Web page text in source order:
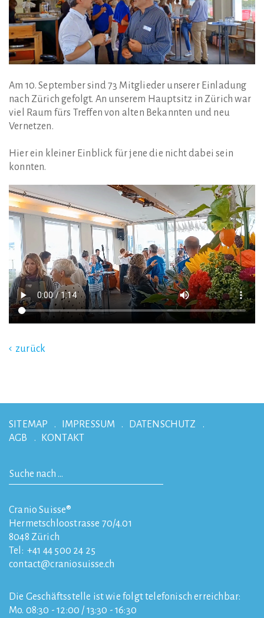
Am 10. September sind 73 Mitglieder unserer Einladung
nach Zürich gefolgt. An unserem Hauptsitz in Zürich war
viel Raum fürs Treffen von alten Bekannten und neu
Vernetzen.
Hier ein kleiner Einblick für jene die nicht dabei sein
konnten.
zurück
SITEMAP IMPRESSUM
DATENSCHUTZ
AGB
KONTAKT
Cranio Suisse®
Hermetschloostrasse 70/4.01
8048 Zürich
Tel: +41 44 500 24 25
contact
craniosuisse.ch
Die Geschäftsstelle ist wie folgt telefonisch erreichbar:
Mo. 08:30 - 12:00 / 13:30 - 16:30